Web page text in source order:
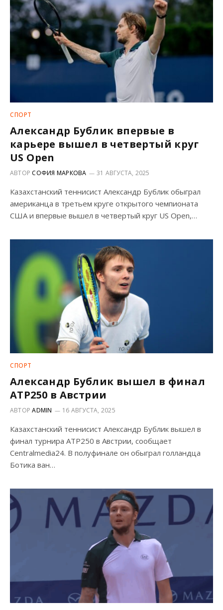
СПОРТ
Александр Бублик впервые в
карьере вышел в четвертый круг
US Open
АВТОРСОФИЯ МАРКОВА 31 АВГУСТА, 2025
Казахстанский теннисист Александр Бублик обыграл
американца в третьем круге открытого чемпионата
США и впервые вышел в четвертый круг US Open,…
СПОРТ
Александр Бублик вышел в финал
ATP250 в Австрии
АВТОРADMIN 16 АВГУСТА, 2025
Казахстанский теннисист Александр Бублик вышел в
финал турнира ATP250 в Австрии, сообщает
Centralmedia24. В полуфинале он обыграл голландца
Ботика ван…